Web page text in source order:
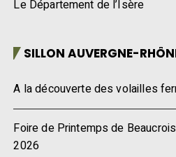
Le Département de l’Isère
SILLON AUVERGNE-
A la découverte des volailles
Foire de Printemps de
2026